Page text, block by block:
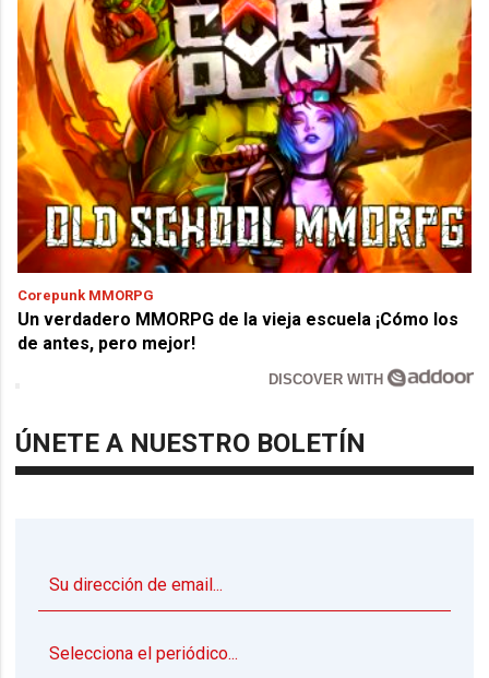
Corepunk MMORPG
Un verdadero MMORPG de la vieja escuela ¡Cómo los
de antes, pero mejor!
DISCOVER WITH
ÚNETE A NUESTRO BOLETÍN